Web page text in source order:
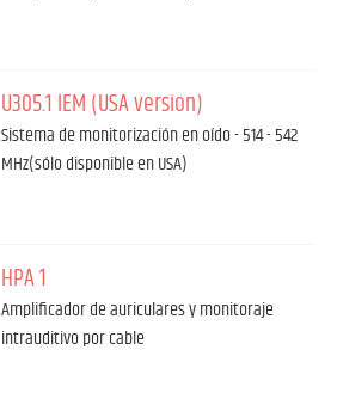
U305.1 IEM (USA version)
Sistema de monitorización en oído - 514 - 542
MHz(sólo disponible en USA)
HPA 1
Amplificador de auriculares y monitoraje
intrauditivo por cable